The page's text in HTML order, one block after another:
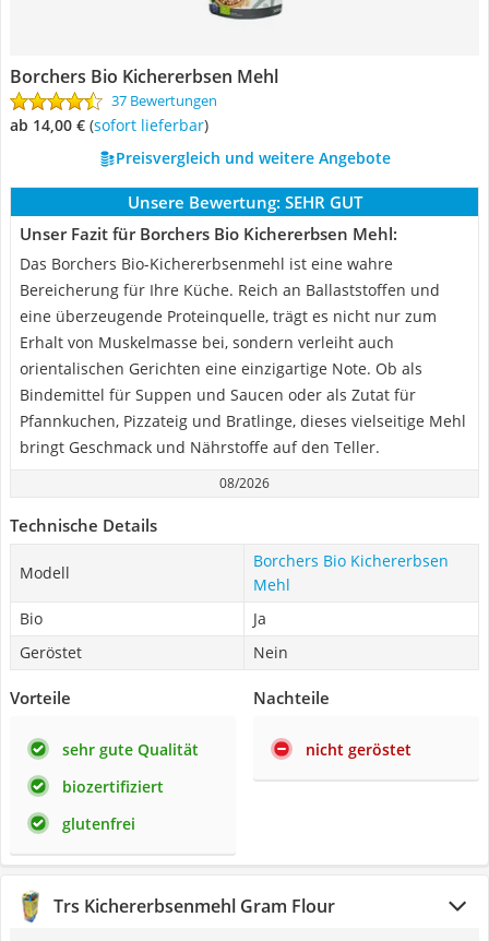
Borchers Bio Kichererbsen Mehl
37 Bewertungen
ab 14,00 € ( Sofort lieferbar)
Preisvergleich und weitere Angebote
Unsere Bewertung: SEHR GUT
Unser Fazit für Borchers Bio Kichererbsen Mehl:
Das Borchers Bio-Kichererbsenmehl ist eine wahre
Bereicherung für Ihre Küche. Reich an Ballaststoffen und
eine überzeugende Proteinquelle, trägt es nicht nur zum
Erhalt von Muskelmasse bei, sondern verleiht auch
orientalischen Gerichten eine einzigartige Note. Ob als
Bindemittel für Suppen und Saucen oder als Zutat für
Pfannkuchen, Pizzateig und Bratlinge, dieses vielseitige Mehl
bringt Geschmack und Nährstoffe auf den Teller.
08/2026
Technische Details
Modell
Borchers Bio Kichererbsen
Mehl
Bio
Ja
Geröstet
Nein
Vorteile
sehr gute Qualität
biozertifiziert
glutenfrei
Nachteile
nicht geröstet
Trs Kichererbsenmehl Gram Flour